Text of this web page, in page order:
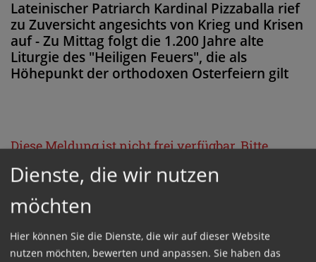
Lateinischer Patriarch Kardinal Pizzaballa rief
zu Zuversicht angesichts von Krieg und Krisen
auf - Zu Mittag folgt die 1.200 Jahre alte
Liturgie des "Heiligen Feuers", die als
Höhepunkt der orthodoxen Osterfeiern gilt
Diese Meldung ist nicht frei verfügbar. Bitte
loggen Sie sich ein, oder bestellen Sie das
Produkt Kathpress_online .
GESCHÜTZTER BEREICH
Dienste, die wir nutzen
möchten
Hier können Sie die Dienste, die wir auf dieser Website
nutzen möchten, bewerten und anpassen. Sie haben das